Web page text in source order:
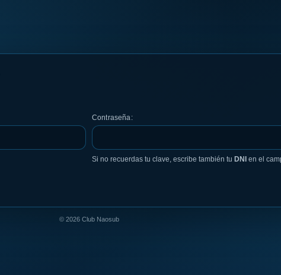
Contraseña:
Si no recuerdas tu clave, escribe también tu DNI en el
© 2026 Club Naosub